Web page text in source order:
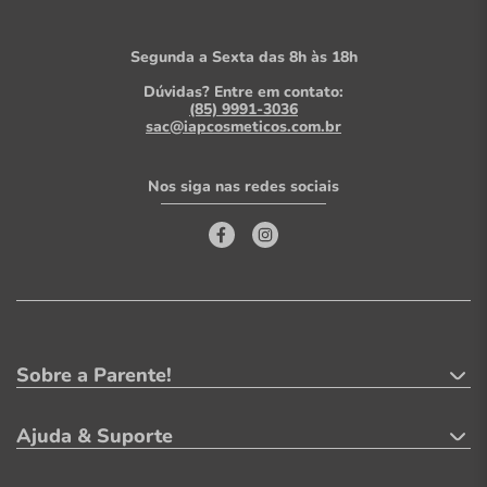
Segunda a Sexta das 8h às 18h
Dúvidas? Entre em contato:
(85) 9991-3036
sac@iapcosmeticos.com.br
Nos siga nas redes sociais
Sobre a Parente!
Ajuda & Suporte